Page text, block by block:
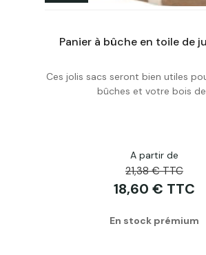
Acheter
Panier à bûche en toile de
Ces jolis sacs seront bien utiles
bûches et votre bois
A partir de
21,38 € TTC
18,60 € TTC
En stock prémium